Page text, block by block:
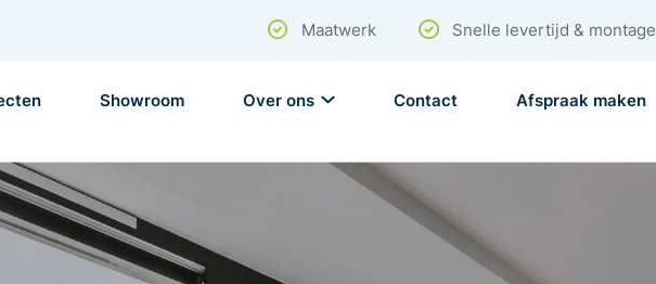
Maatwerk Snelle levertijd & montage
Showroom Over ons Contact Afspraak maken